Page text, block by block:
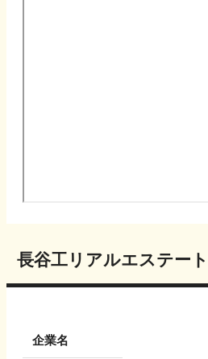
長谷工リアルエステー
企業名